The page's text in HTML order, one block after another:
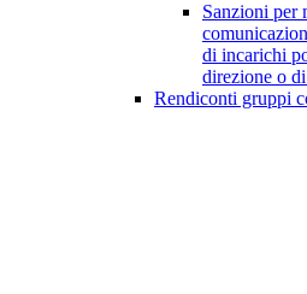
Sanzioni per
di incarichi
direzione o
Rendiconti gruppi